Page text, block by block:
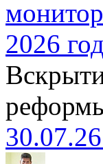
2026